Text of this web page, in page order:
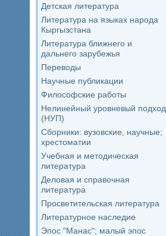
Детская литература
Литература на языках народа
Кыргызстана
Литература ближнего и
дальнего зарубежья
Переводы
Научные публикации
Философские работы
Нелинейный уровневый подход
(НУП)
Сборники: вузовские, научные;
хрестоматии
Учебная и методическая
литература
Деловая и справочная
литература
Просветительская литература
Литературное наследие
Эпос "Манас"; малый эпос